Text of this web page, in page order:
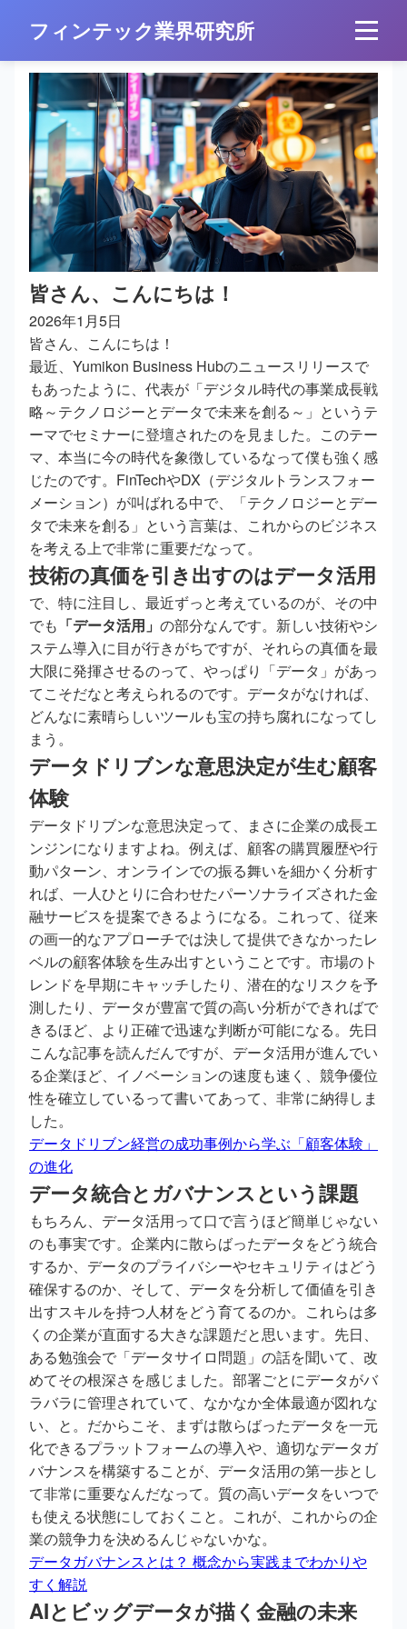
フィンテック業界研究所
皆さん、こんにちは！
2026年1月5日
皆さん、こんにちは！
最近、Yumikon Business Hubのニュースリリースで
もあったように、代表が「デジタル時代の事業成長戦
略～テクノロジーとデータで未来を創る～」というテ
ーマでセミナーに登壇されたのを見ました。このテー
マ、本当に今の時代を象徴しているなって僕も強く感
じたのです。FinTechやDX（デジタルトランスフォー
メーション）が叫ばれる中で、「テクノロジーとデー
タで未来を創る」という言葉は、これからのビジネス
を考える上で非常に重要だなって。
技術の真価を引き出すのはデータ活用
で、特に注目し、最近ずっと考えているのが、その中
でも 「データ活用」 の部分なんです。新しい技術やシ
ステム導入に目が行きがちですが、それらの真価を最
大限に発揮させるのって、やっぱり「データ」があっ
てこそだなと考えられるのです。データがなければ、
どんなに素晴らしいツールも宝の持ち腐れになってし
まう。
データドリブンな意思決定が生む顧客
体験
データドリブンな意思決定って、まさに企業の成長エ
ンジンになりますよね。例えば、顧客の購買履歴や行
動パターン、オンラインでの振る舞いを細かく分析す
れば、一人ひとりに合わせたパーソナライズされた金
融サービスを提案できるようになる。これって、従来
の画一的なアプローチでは決して提供できなかったレ
ベルの顧客体験を生み出すということです。市場のト
レンドを早期にキャッチしたり、潜在的なリスクを予
測したり、データが豊富で質の高い分析ができればで
きるほど、より正確で迅速な判断が可能になる。先日
こんな記事を読んだんですが、データ活用が進んでい
る企業ほど、イノベーションの速度も速く、競争優位
性を確立しているって書いてあって、非常に納得しま
した。
データドリブン経営の成功事例から学ぶ「顧客体験」
の進化
データ統合とガバナンスという課題
もちろん、データ活用って口で言うほど簡単じゃない
のも事実です。企業内に散らばったデータをどう統合
するか、データのプライバシーやセキュリティはどう
確保するのか、そして、データを分析して価値を引き
出すスキルを持つ人材をどう育てるのか。これらは多
くの企業が直面する大きな課題だと思います。先日、
ある勉強会で「データサイロ問題」の話を聞いて、改
めてその根深さを感じました。部署ごとにデータがバ
ラバラに管理されていて、なかなか全体最適が図れな
い、と。だからこそ、まずは散らばったデータを一元
化できるプラットフォームの導入や、適切なデータガ
バナンスを構築することが、データ活用の第一歩とし
て非常に重要なんだなって。質の高いデータをいつで
も使える状態にしておくこと。これが、これからの企
業の競争力を決めるんじゃないかな。
データガバナンスとは？ 概念から実践までわかりや
すく解説
AIとビッグデータが描く金融の未来